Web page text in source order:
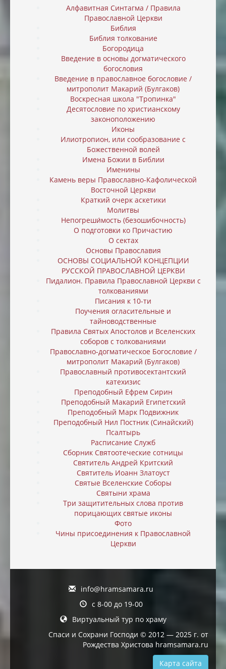
Алфавитная Синтагма / Правила
Православной Церкви
Библия
Библия толкование
Богородица
Введение в основы догматического
богословия
Введение в православное богословие /
митрополит Макарий (Булгаков)
Воскресная школа "Тропинка"
Десятословие по христианскому
законоположению
Иконы
Илиотропион, или cообразование с
Божественной волей
Имена Божии в Библии
Именины
Камень веры Православно-Кафолической
Восточной Церкви
Краткий очерк аскетики
Молитвы
Непогреши́мость (безошибочность)
О подготовки ко Причастию
О сектах
Основы Православия
ОСНОВЫ СОЦИАЛЬНОЙ КОНЦЕПЦИИ
РУССКОЙ ПРАВОСЛАВНОЙ ЦЕРКВИ
Пидалион. Правила Православной Церкви с
толкованиями
Писания к 10-ти
Поучения огласительные и
тайноводственные
Правила Святых Апостолов и Вселенских
соборов с толкованиями
Православно-догматическое Богословие /
митрополит Макарий (Булгаков)
Православный противосектантский
катехизис
Преподобный Ефрем Сирин
Преподобный Макарий Египетский
Преподобный Марк Подвижник
Преподобный Нил Постник (Синайский)
Псалтырь
Расписание Служб
Сборник Святоотеческие сотницы
Святитель Андрей Критский
Святитель Иоанн Златоуст
Святые Вселенские Соборы
Святыни храма
Три защитительных слова против
порицающих святые иконы
Фото
Чины присоединения к Православной
Церкви
info@hramsamara.ru
с 8-00 до 19-00
Виртуальный тур по храму
Спаси и Сохрани Господи © 2012 — 2025 г. от
Рождества Христова hramsamara.ru
Карта сайта